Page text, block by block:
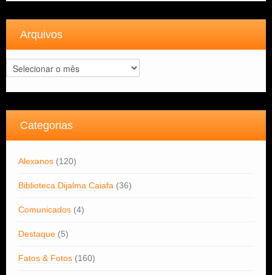
Arquivos
Arquivos
Categorias
Alexanos (120)
Biblioteca Dijalma Caiafa (36)
Comunicados (4)
Destaque (5)
Fatos & Fotos (160)